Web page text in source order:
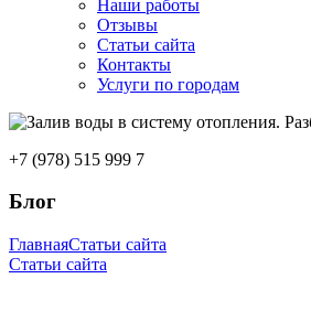
Наши работы
Отзывы
Статьи сайта
Контакты
Услуги по городам
+7 (978) 515 999 7
Блог
ГлавнаяСтатьи сайта
Статьи сайта